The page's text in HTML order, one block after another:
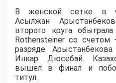
В женской сетке в
Асылжан
второго круга
Rothensteiner со
разряде
Инкар Дюсебай.
вышел в финал и
титул.